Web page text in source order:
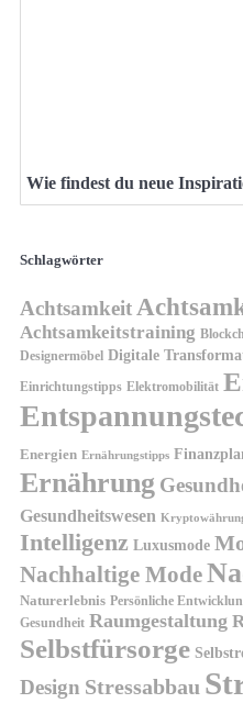
Wie findest du neue
Schlagwörter
Achtsamkeit
Achtsamkeitstraining
Designermöbel Digitale
Einrichtungstipps Elektromobilität
Energien Ernährungstipps
Ernährung
Gesundheitswesen
Intelligenz Luxusmode
Nachhaltige Mode
Naturerlebnis Persönliche
Gesundheit Raumgestaltung
Selbstfürsorge
Design Stressabbau